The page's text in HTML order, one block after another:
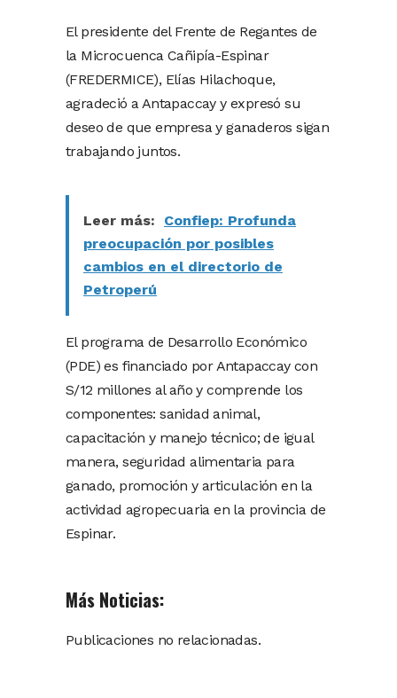
El presidente del Frente de Regantes de
la Microcuenca Cañipía-Espinar
(FREDERMICE), Elías Hilachoque,
agradeció a Antapaccay y expresó su
deseo de que empresa y ganaderos sigan
trabajando juntos.
Leer más:
Confiep: Profunda
preocupación por posibles
cambios en el directorio de
Petroperú
El programa de Desarrollo Económico
(PDE) es financiado por Antapaccay con
S/12 millones al año y comprende los
componentes: sanidad animal,
capacitación y manejo técnico; de igual
manera, seguridad alimentaria para
ganado, promoción y articulación en la
actividad agropecuaria en la provincia de
Espinar.
Más Noticias:
Publicaciones no relacionadas.